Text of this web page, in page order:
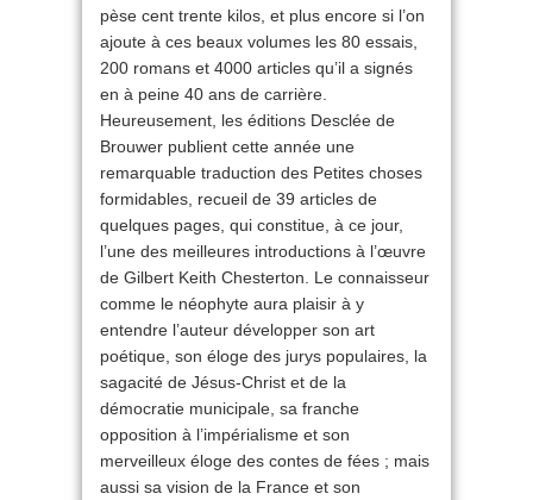
pèse cent trente kilos, et plus encore si l’on
ajoute à ces beaux volumes les 80 essais,
200 romans et 4000 articles qu’il a signés
en à peine 40 ans de carrière.
Heureusement, les éditions Desclée de
Brouwer publient cette année une
remarquable traduction des Petites choses
formidables, recueil de 39 articles de
quelques pages, qui constitue, à ce jour,
l’une des meilleures introductions à l’œuvre
de Gilbert Keith Chesterton. Le connaisseur
comme le néophyte aura plaisir à y
entendre l’auteur développer son art
poétique, son éloge des jurys populaires, la
sagacité de Jésus-Christ et de la
démocratie municipale, sa franche
opposition à l’impérialisme et son
merveilleux éloge des contes de fées ; mais
aussi sa vision de la France et son